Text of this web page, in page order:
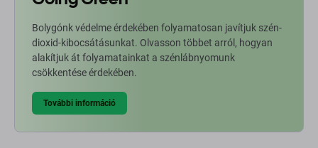
Bolygónk védelme érdekében folyamatosan javítjuk szén-
dioxid-kibocsátásunkat. Olvasson többet arról, hogyan
alakítjuk át folyamatainkat a szénlábnyomunk
csökkentése érdekében.
További információ